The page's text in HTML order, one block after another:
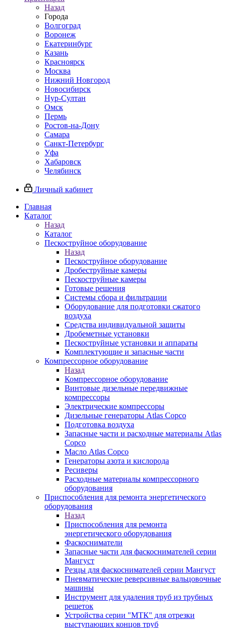
Назад
Города
Волгоград
Воронеж
Екатеринбург
Казань
Красноярск
Москва
Нижний Новгород
Новосибирск
Нур-Султан
Омск
Пермь
Ростов-на-Дону
Самара
Санкт-Петербург
Уфа
Хабаровск
Челябинск
Личный кабинет
Главная
Каталог
Назад
Каталог
Пескоструйное оборудование
Назад
Пескоструйное оборудование
Дробеструйные камеры
Пескоструйные камеры
Готовые решения
Системы сбора и фильтрации
Оборудование для подготовки сжатого
воздуха
Средства индивидуальной защиты
Дробеметные установки
Пескоструйные установки и аппараты
Комплектующие и запасные части
Компрессорное оборудование
Назад
Компрессорное оборудование
Винтовые дизельные передвижные
компрессоры
Электрические компрессоры
Дизельные генераторы Atlas Copco
Подготовка воздуха
Запасные части и расходные материалы Atlas
Copco
Масло Atlas Copco
Генераторы азота и кислорода
Ресиверы
Расходные материалы компрессорного
оборудования
Приспособления для ремонта энергетического
оборудования
Назад
Приспособления для ремонта
энергетического оборудования
Фаскосниматели
Запасные части для фаскоснимателей серии
Мангуст
Резцы для фаскоснимателей серии Мангуст
Пневматические реверсивные вальцовочные
машины
Инструмент для удаления труб из трубных
решеток
Устройства серии "МТК" для отрезки
выступающих концов труб